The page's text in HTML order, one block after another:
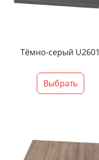
Тёмно-серый U2601
Выбрать